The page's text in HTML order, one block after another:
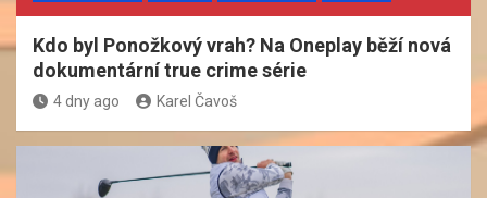
Kdo byl Ponožkový vrah? Na Oneplay běží nová
dokumentární true crime série
4 dny ago Karel Čavoš